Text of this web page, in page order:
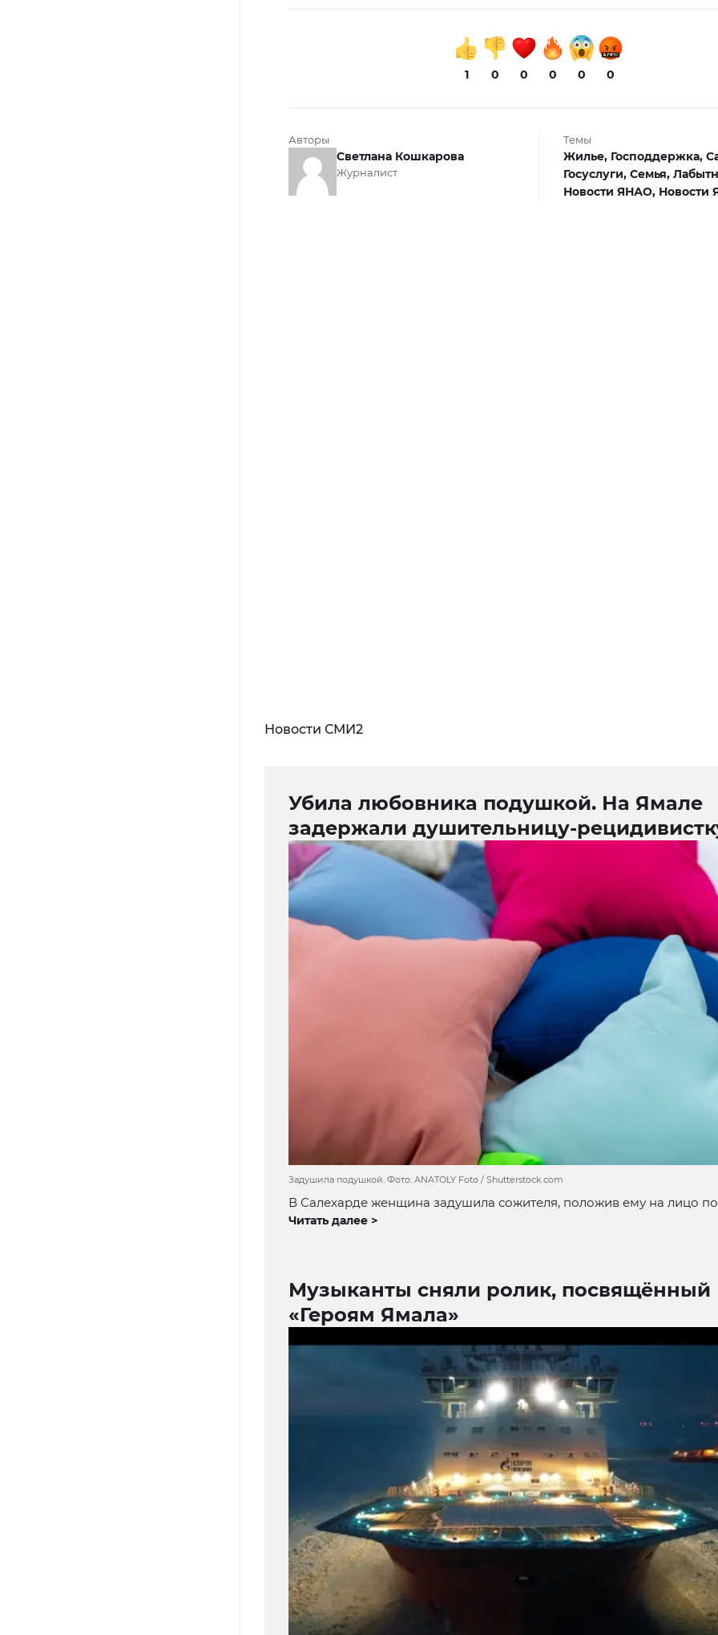
1 0 0 0 0 0
Авторы
Светлана Кошкарова
Журналист
Темы
Жилье, Господдержка,
Госуслуги, Семья,
Новости ЯНАО, Новости
Новости СМИ2
Убила любовника подушкой. На Ямале
задержали душительницу-
Задушила подушкой. Фото: ANATOLY Foto / Shutterstock.com
В Салехарде женщина задушила сожителя, положив ему на лицо
Читать далее >
Музыканты сняли ролик, посвящённый
«Героям Ямала»